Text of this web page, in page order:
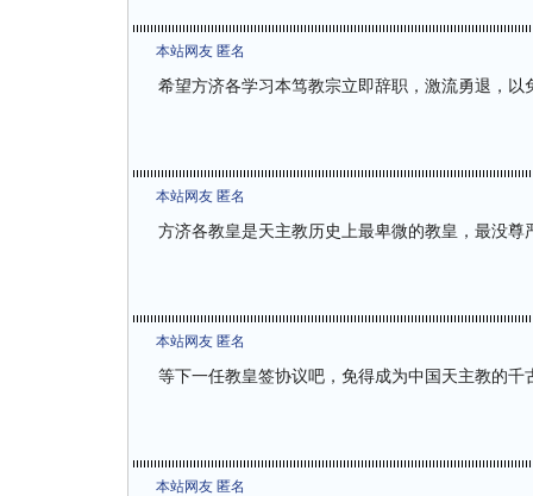
本站网友 匿名
希望方济各学习本笃教宗立即辞职，激流勇退，
本站网友 匿名
方济各教皇是天主教历史上最卑微的教皇，最没
本站网友 匿名
等下一任教皇签协议吧，免得成为中国天主教的千
本站网友 匿名